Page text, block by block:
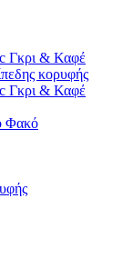
Γκρι & Καφέ
κορυφής
Γκρι & Καφέ
Φακό